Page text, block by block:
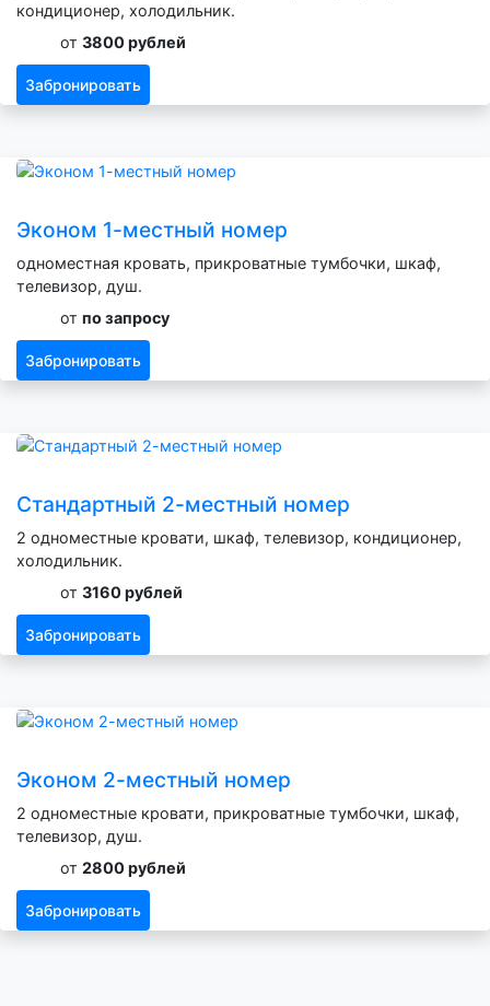
кондиционер, холодильник.
от 3800 рублей
Забронировать
Эконом 1-местный номер
одноместная кровать, прикроватные тумбочки, шкаф,
телевизор, душ.
от по запросу
Забронировать
Стандартный 2-местный номер
2 одноместные кровати, шкаф, телевизор, кондиционер,
холодильник.
от 3160 рублей
Забронировать
Эконом 2-местный номер
2 одноместные кровати, прикроватные тумбочки, шкаф,
телевизор, душ.
от 2800 рублей
Забронировать